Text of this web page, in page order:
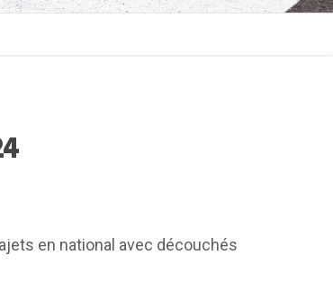
en national avec découchés